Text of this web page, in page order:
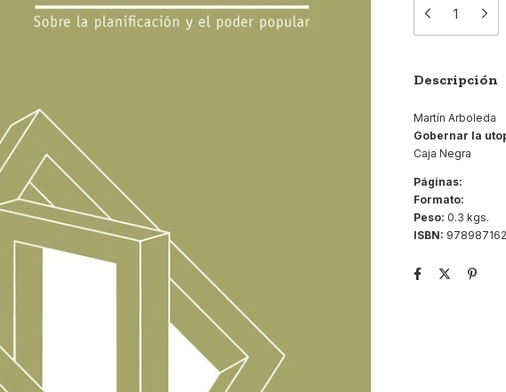
Descripción
Martín Arboleda
Gobernar la
Caja Negra
Páginas:
Formato:
Peso: 0.3 kgs.
ISBN: